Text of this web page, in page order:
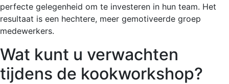
perfecte gelegenheid om te investeren in hun team. Het
resultaat is een hechtere, meer gemotiveerde groep
medewerkers.
Wat kunt u verwachten
tijdens de kookworkshop?